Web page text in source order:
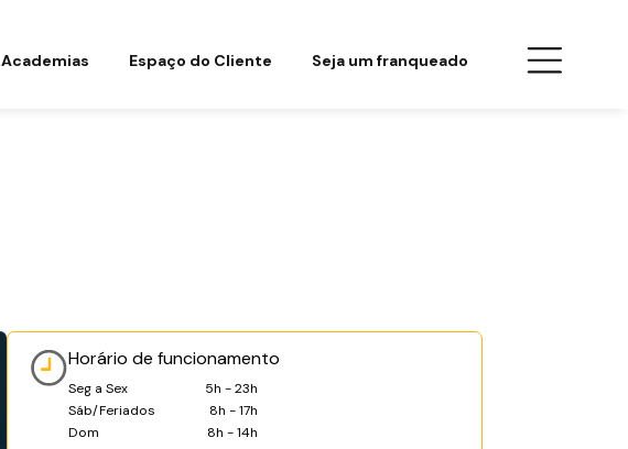
Academias Espaço do Cliente Seja um franqueado
Horário de funcionamento
Seg a Sex
5h - 23h
Sáb/Feriados
8h - 17h
Dom
8h - 14h